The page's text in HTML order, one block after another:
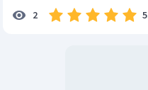
2